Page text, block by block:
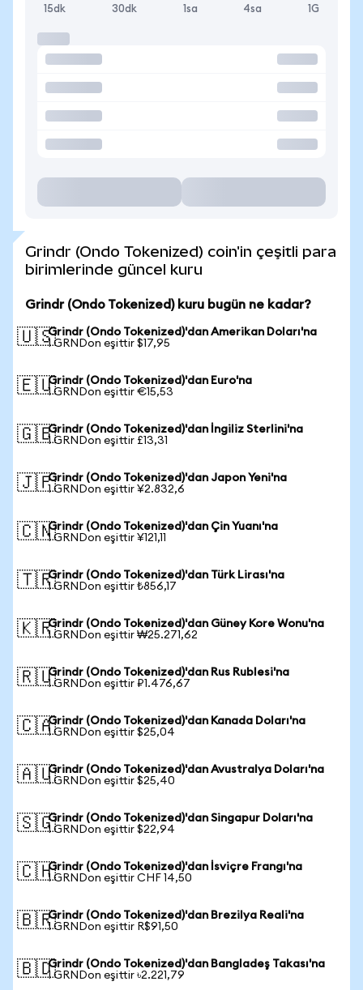
15dk 30dk 1sa 4sa 1G
Grindr (Ondo Tokenized) coin'in çeşitli para
birimlerinde güncel kuru
Grindr (Ondo Tokenized) kuru bugün ne kadar?
🇺🇸Grindr (Ondo Tokenized)'dan Amerikan Doları'na
1 GRNDon eşittir $17,95
🇪🇺Grindr (Ondo Tokenized)'dan Euro'na
1 GRNDon eşittir €15,53
🇬🇧Grindr (Ondo Tokenized)'dan İngiliz Sterlini'na
1 GRNDon eşittir £13,31
🇯🇵Grindr (Ondo Tokenized)'dan Japon Yeni'na
1 GRNDon eşittir ¥2.832,6
🇨🇳Grindr (Ondo Tokenized)'dan Çin Yuanı'na
1 GRNDon eşittir ¥121,11
🇹🇷Grindr (Ondo Tokenized)'dan Türk Lirası'na
1 GRNDon eşittir ₺856,17
🇰🇷Grindr (Ondo Tokenized)'dan Güney Kore Wonu'na
1 GRNDon eşittir ₩25.271,62
🇷🇺Grindr (Ondo Tokenized)'dan Rus Rublesi'na
1 GRNDon eşittir ₽1.476,67
🇨🇦Grindr (Ondo Tokenized)'dan Kanada Doları'na
1 GRNDon eşittir $25,04
🇦🇺Grindr (Ondo Tokenized)'dan Avustralya Doları'na
1 GRNDon eşittir $25,40
🇸🇬Grindr (Ondo Tokenized)'dan Singapur Doları'na
1 GRNDon eşittir $22,94
🇨🇭Grindr (Ondo Tokenized)'dan İsviçre Frangı'na
1 GRNDon eşittir CHF 14,50
🇧🇷Grindr (Ondo Tokenized)'dan Brezilya Reali'na
1 GRNDon eşittir R$91,50
🇧🇩Grindr (Ondo Tokenized)'dan Bangladeş Takası'na
1 GRNDon eşittir ৳2.221,79